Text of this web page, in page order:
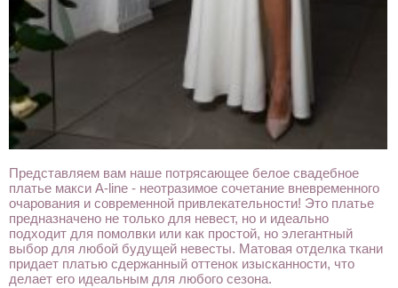
Представляем вам наше потрясающее белое свадебное
платье макси A-line - неотразимое сочетание вневременного
очарования и современной привлекательности! Это платье
предназначено не только для невест, но и идеально
подходит для помолвки или как простой, но элегантный
выбор для любой будущей невесты. Матовая отделка ткани
придает платью сдержанный оттенок изысканности, что
делает его идеальным для любого сезона.